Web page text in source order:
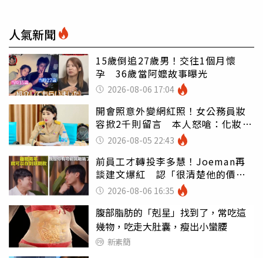
人氣新聞
15歲倒追27歲男！交往1個月懷
孕 36歲當阿嬤故事曝光
2026-08-06 17:04
開會照意外變網紅照！女公務員妝
容掀2千則留言 本人怒嗆：化妝有
錯嗎2026-08-05 22:43
前員工才轉投李多慧！Joeman再
談建文爆紅 認「很清楚他的價
值」2026-08-06 16:35
腹部脂肪的「剋星」找到了，常吃這
幾物，吃走大肚囊，瘦出小蠻腰
新素簡